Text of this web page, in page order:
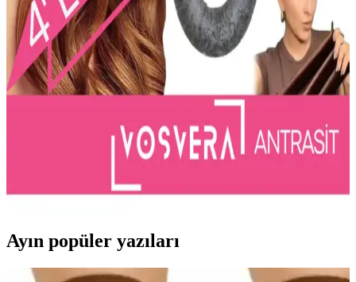
Dyson Saç Seti: Yenilikçi Teknolojiyle Saç
Bakımında Performans ve Koruma
Dyson saç seti, teknoloji odaklı tasarımıyla saç bakımında hızlı
kurutma ve ısı hasarını azaltma hedefliyor. Ancak, ürün detayları
sınırlı; resmi kaynaklar takip edilmeli.
ve Pratik Kullanım İçin Modern Tasarım
oluşturmayı sağlar, kolay bakım ve kullanım avantajı sunar.
Ayın popüler yazıları